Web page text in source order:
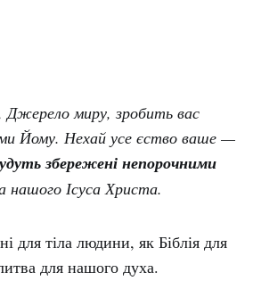
Джерело миру, зробить вас
Йому. Нехай усе єство ваше —
збережені непорочними
нашого Ісуса Христа.
для тіла людини, як Біблія для
для нашого духа.